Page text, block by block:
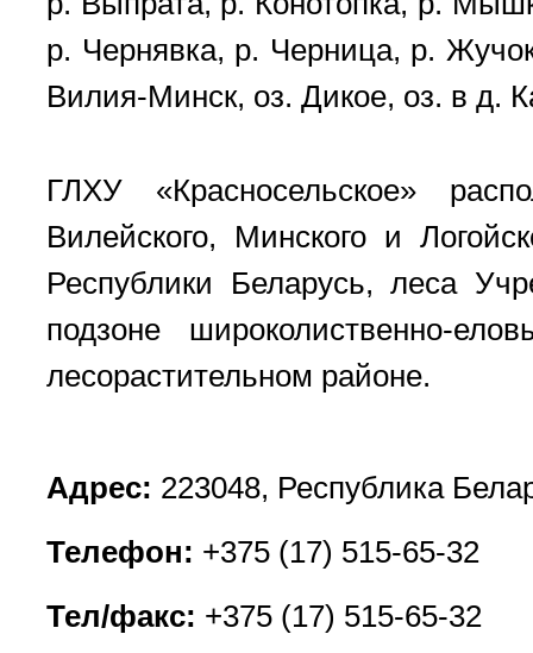
р. Чернявка, р. Черница, р.
Вилия-Минск, оз. Дикое, оз. в д.
ГЛХУ «Красносельское»
Вилейского, Минского и
Республики Беларусь, леса
подзоне широколиственно-
лесорастительном районе.
Адрес: 223048, Республика
Телефон: +375 (17) 515-65-32
Тел/факс: +375 (17) 515-65-32